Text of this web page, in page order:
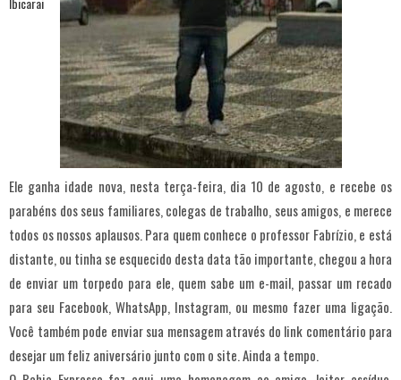
Ele ganha idade nova, nesta terça-feira, dia 10 de agosto, e recebe os
parabéns dos seus familiares, colegas de trabalho, seus amigos, e merece
todos os nossos aplausos. Para quem conhece o professor Fabrízio, e está
distante, ou tinha se esquecido desta data tão importante, chegou a hora
de enviar um torpedo para ele, quem sabe um e-mail, passar um recado
para seu Facebook, WhatsApp, Instagram, ou mesmo fazer uma ligação.
Você também pode enviar sua mensagem através do link comentário para
desejar um feliz aniversário junto com o site. Ainda a tempo.